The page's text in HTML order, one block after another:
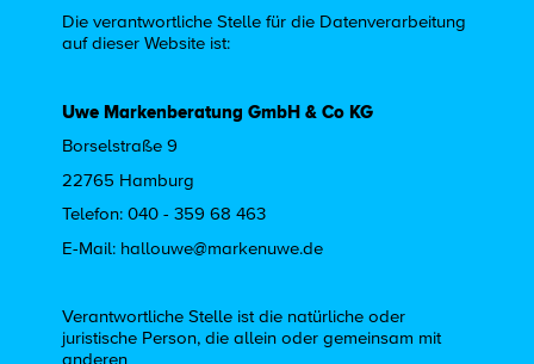
Die verantwortliche Stelle für die Datenverarbeitung
auf dieser Website ist:
Uwe Markenberatung GmbH & Co KG
Borselstraße 9
22765 Hamburg
Telefon: 040 - 359 68 463
E-Mail: hallouwe@markenuwe.de
Verantwortliche Stelle ist die natürliche oder
juristische Person, die allein oder gemeinsam mit
anderen